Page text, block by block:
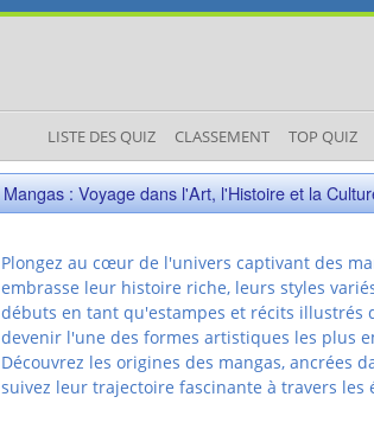
LISTE DES QUIZ CLASSEMENT TOP QUIZ
Mangas : Voyage dans l'Art, l'Histoire et la
Plongez au cœur de l'univers captivant des
embrasse leur histoire riche, leurs styles
débuts en tant qu'estampes et récits illustrés
devenir l'une des formes artistiques les plus
Découvrez les origines des mangas, ancrées
suivez leur trajectoire fascinante à travers les